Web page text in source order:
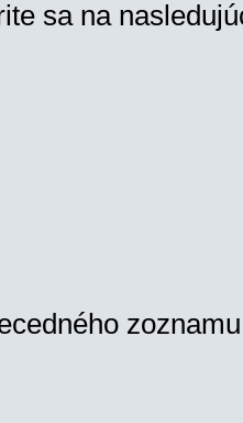
sa na